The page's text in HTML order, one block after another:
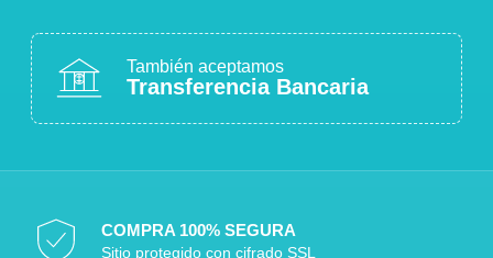
También aceptamos
Transferencia Bancaria
COMPRA 100% SEGURA
Sitio protegido con cifrado SSL